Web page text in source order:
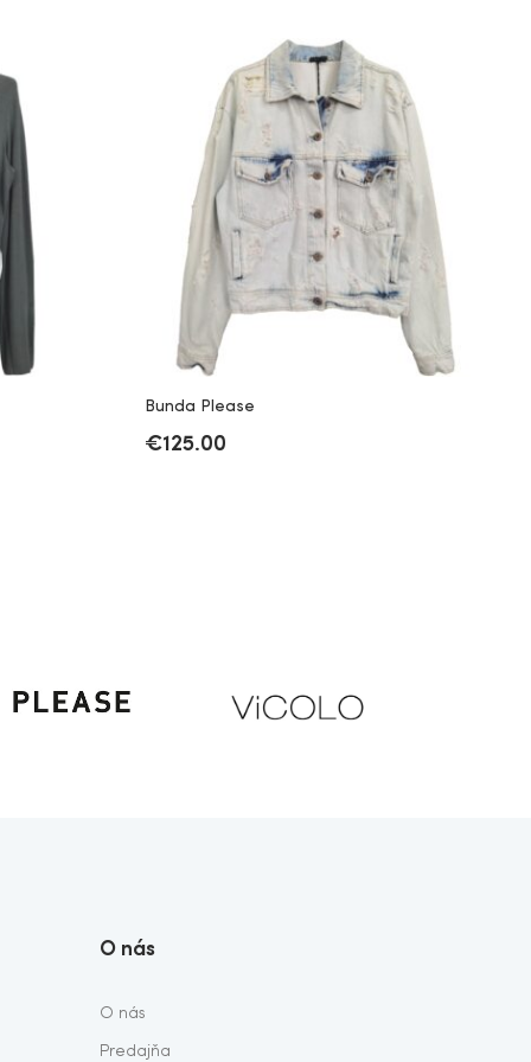
Bunda Please
€125.00
O nás
O nás
Predajňa